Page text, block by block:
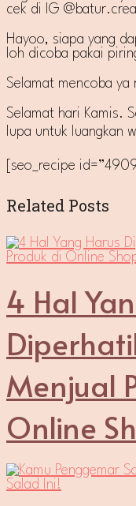
cek di IG
Hayoo, siapa yang
loh dicoba pakai
Selamat mencoba ya
Selamat hari Kamis.
lupa untuk luangkan
[seo_recipe
Related Posts
4 Hal
Menjual
Online